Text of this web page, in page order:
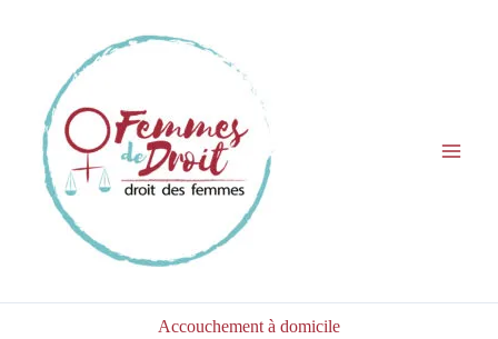
Accouchement à domicile